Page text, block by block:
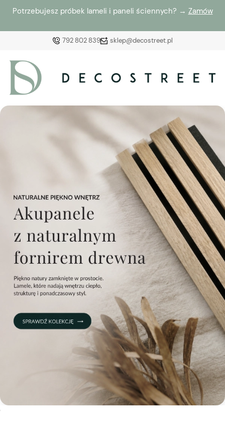
Potrzebujesz próbek lameli i paneli ściennych? → Zamów
792 802 839 sklep@decostreet.pl
Załóż konto
Wybierz coś dla siebie z naszej aktualnej oferty lub
zaloguj się, aby przywrócić dodane produkty do listy
z poprzedniej sesji.